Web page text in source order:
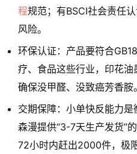
程规范；有BSCI社会责任
风险。
环保认证：产品要符合
疗、食品这些行业，印花油
确保没甲醛、没致癌芳香胺。
交期保障：小单快反能力
森漫提供“3-7天生产发货”
72小时内赶出2000件，极